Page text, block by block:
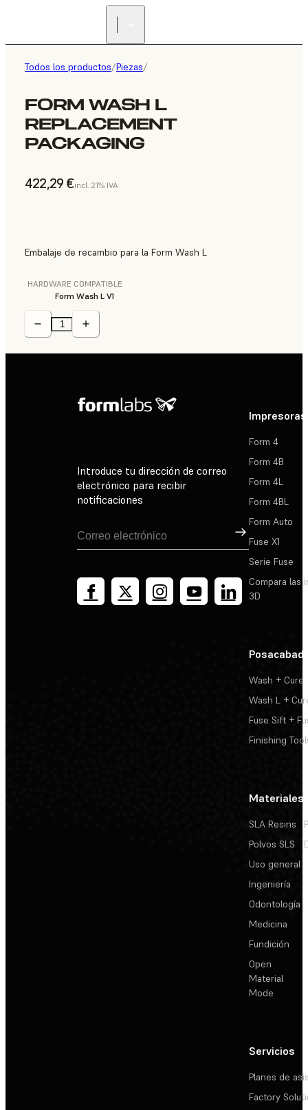
Todos los productos/Piezas/
FORM WASH L
REPLACEMENT
PACKAGING
422,29 €incl. 21% IVA
Embalaje de recambio para la Form Wash L
HARDWARE COMPATIBLE
Form Wash L V1
Introduce tu dirección de correo
electrónico para recibir
notificaciones
Suscribirse
Impresoras
Form 4
Form 4B
Form 4L
Form 4BL
Form Auto
Fuse X1
Serie Fuse
Compara las
3D
Wash + Cure
Wash L +
Fuse Sift +
Finishing
Materiales
SLA Resins
Polvos SLS
Uso general
Ingeniería
Odontología
Medicina
Fundición
Open
Material
Mode
Servicios
Planes de
Factory